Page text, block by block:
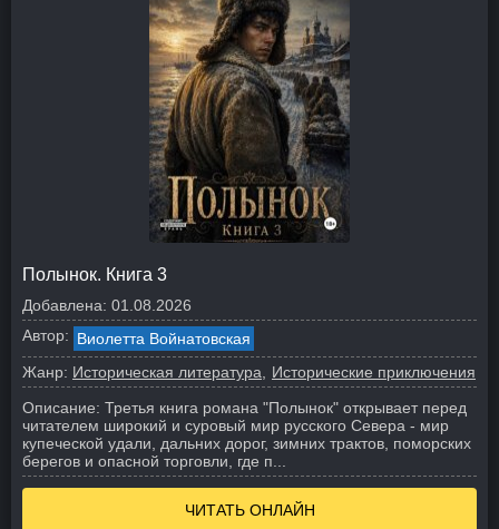
Полынок. Книга 3
Добавлена: 01.08.2026
Автор: Виолетта Войнатовская
Жанр: Историческая литература
Исторические приключения
Описание: Третья книга романа "Полынок" открывает перед
читателем широкий и суровый мир русского Севера - мир
купеческой удали, дальних дорог, зимних трактов, поморских
берегов и опасной торговли, где п...
ЧИТАТЬ ОНЛАЙН